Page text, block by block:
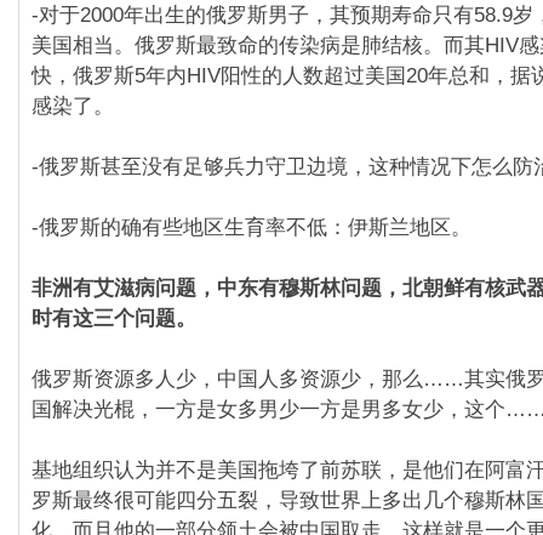
-对于2000年出生的俄罗斯男子，其预期寿命只有58.9岁
美国相当。俄罗斯最致命的传染病是肺结核。而其HIV
快，俄罗斯5年内HIV阳性的人数超过美国20年总和，据
感染了。
-俄罗斯甚至没有足够兵力守卫边境，这种情况下怎么防
-俄罗斯的确有些地区生育率不低：伊斯兰地区。
非洲有艾滋病问题，中东有穆斯林问题，北朝鲜有核武
时有这三个问题。
俄罗斯资源多人少，中国人多资源少，那么……其实俄
国解决光棍，一方是女多男少一方是男多女少，这个
基地组织认为并不是美国拖垮了前苏联，是他们在阿富
罗斯最终很可能四分五裂，导致世界上多出几个穆斯林